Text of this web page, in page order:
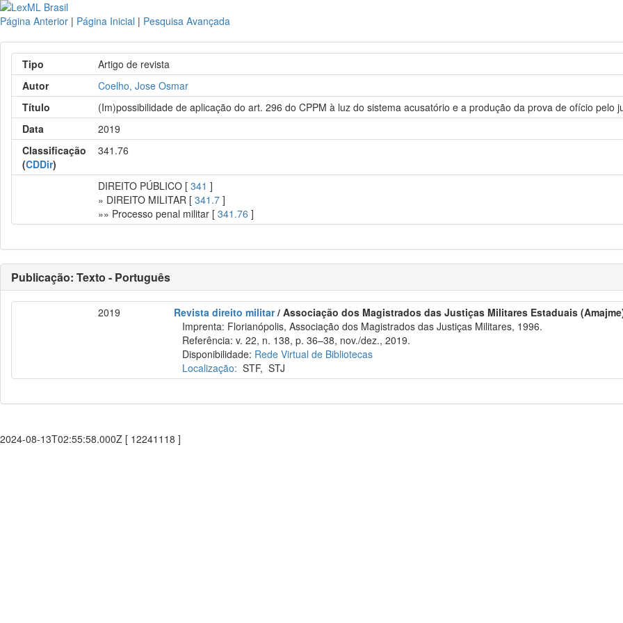
Página Anterior | Página Inicial | Pesquisa Avançada
Tipo
Artigo de revista
Autor
Coelho, Jose Osmar
Título
(Im)possibilidade de aplicação do art. 296 do CPPM à luz do sistema acusatório e a produção da prova de ofício pelo
Data
2019
Classificação
(CDDir)
341.76
DIREITO PÚBLICO [341 ]
» DIREITO MILITAR [341.7 ]
»» Processo penal militar [341.76 ]
Publicação: Texto - Português
2019 Revista direito militar/ Associação dos Magistrados das Justiças Militares Estaduais
Imprenta: Florianópolis, Associação dos Magistrados das Justiças Militares, 1996.
Referência: v. 22, n. 138, p. 36–38, nov./dez., 2019.
Disponibilidade: Rede Virtual de Bibliotecas
Localização: STF,STJ
2024-08-13T02:55:58.000Z [ 12241118 ]